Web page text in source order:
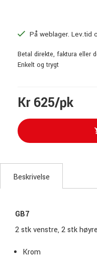
På weblager. Lev.tid
Betal direkte, faktura eller
Enkelt og trygt
Kr 625/pk
Beskrivelse
GB7
2 stk venstre, 2 stk
Krom